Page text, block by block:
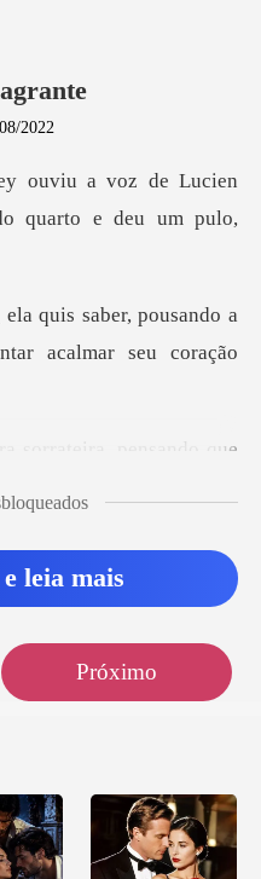
0
2022
voz de Lucien
aber, pousando a
ra, pensando que
leia mais
Próximo